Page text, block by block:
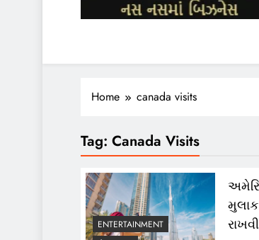
Home canada visits
Tag: Canada Visits
ENTERTAINMENT